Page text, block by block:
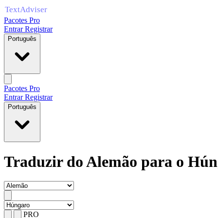
Pacotes Pro
EntrarRegistrar
Português
Pacotes Pro
EntrarRegistrar
Português
Traduzir do Alemão para o
PRO